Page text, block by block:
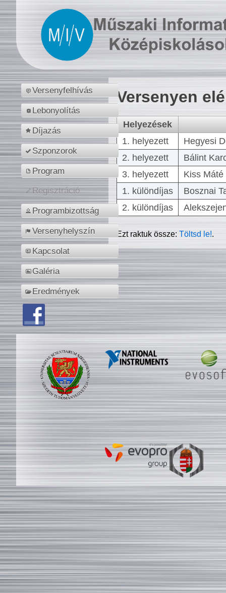
Versenyfelhívás
Lebonyolítás
Díjazás
Szponzorok
Program
Regisztráció
Programbizottság
Versenyhelyszín
Kapcsolat
Galéria
Eredmények
Versenyen
Helyezések
1. helyezett
Hegyesi
2. helyezett
Bálint
3. helyezett
Kiss
1. különdíjas
Bosznai
2. különdíjas
Ezt raktuk össze:Töltsd le!.